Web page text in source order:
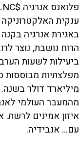
ענקית
באגירת אנרגיה
הרוח נושבת, נוצר
ביעילות לשעות
מיליארד דולר
מהמעבר העולמי
איזון אמינים
עם... אנבידיה.